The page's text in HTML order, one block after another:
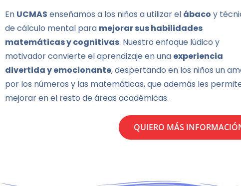
En UCMAS enseñamos a los niños a utilizar el ábaco y
de cálculo mental para mejorar sus habilidades
matemáticas y cognitivas. Nuestro enfoque lúdico y
motivador convierte el aprendizaje en una experiencia
divertida y emocionante, despertando en los niños un
por los números y las matemáticas, que además les
mejorar en el resto de áreas académicas.
QUIERO MÁS